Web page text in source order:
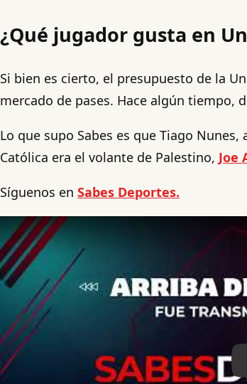
¿Qué jugador gusta en
Si bien es cierto, el presupuesto de la
mercado de pases. Hace algún tiempo,
Lo que supo Sabes es que Tiago
Católica era el volante de Palestino, Joe
Síguenos en Sabes Deportes.
Play